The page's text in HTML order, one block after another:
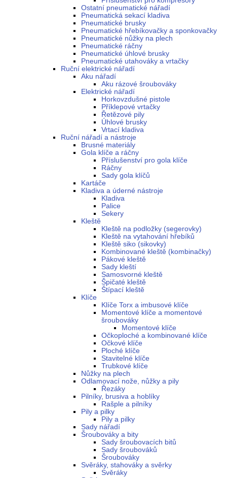
Ostatní pneumatické nářadí
Pneumatická sekací kladiva
Pneumatické brusky
Pneumatické hřebíkovačky a sponkovačky
Pneumatické nůžky na plech
Pneumatické ráčny
Pneumatické úhlové brusky
Pneumatické utahováky a vrtačky
Ruční elektrické nářadí
Aku nářadí
Aku rázové šroubováky
Elektrické nářadí
Horkovzdušné pistole
Příklepové vrtačky
Řetězové pily
Úhlové brusky
Vrtací kladiva
Ruční nářadí a nástroje
Brusné materiály
Gola klíče a ráčny
Příslušenství pro gola klíče
Ráčny
Sady gola klíčů
Kartáče
Kladiva a úderné nástroje
Kladiva
Palice
Sekery
Kleště
Kleště na podložky (segerovky)
Kleště na vytahování hřebíků
Kleště siko (sikovky)
Kombinované kleště (kombinačky)
Pákové kleště
Sady kleští
Samosvorné kleště
Špičaté kleště
Štípací kleště
Klíče
Klíče Torx a imbusové klíče
Momentové klíče a momentové
šroubováky
Momentové klíče
Očkoploché a kombinované klíče
Očkové klíče
Ploché klíče
Stavitelné klíče
Trubkové klíče
Nůžky na plech
Odlamovací nože, nůžky a pily
Řezáky
Pilníky, brusiva a hoblíky
Rašple a pilníky
Pily a pilky
Pily a pilky
Sady nářadí
Šroubováky a bity
Sady šroubovacích bitů
Sady šroubováků
Šroubováky
Svěráky, stahováky a svěrky
Svěráky